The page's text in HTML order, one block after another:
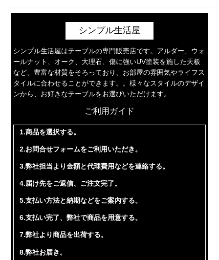
シンプル生活屋
シンプル生活屋はテーブルの専門販売店です。アルダー、ウォ
ールナット、オーク、大理石、傷に強いUV塗装を施した天板
など、豊富な材質をそろっており、お部屋の雰囲気やライフス
タイルに合わせることができます。。様々なスタイルのデザイ
ンから、お好きなテーブルをお選びいただけます。
ご利用ガイド
1.商品を選択する。
2.お問合せフォームをご利用いただき。
3.弊社担当より金額と代理費用などを連絡する。
4.届け先をご返信、ご注文完了。
5.支払い方法と納期などをご案内する。
6.支払い完了、弊社で商品を用意する。
7.弊社より商品を出荷する。
8.弊社お届き。